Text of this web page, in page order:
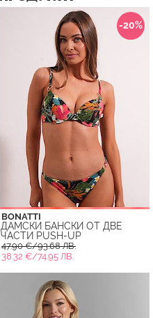
-20%
BONATTI
ДАМСКИ БАНСКИ ОТ ДВЕ
ЧАСТИ PUSH-UP
47.90 €/93.68 ЛВ.
38.32 €/74.95 ЛВ.